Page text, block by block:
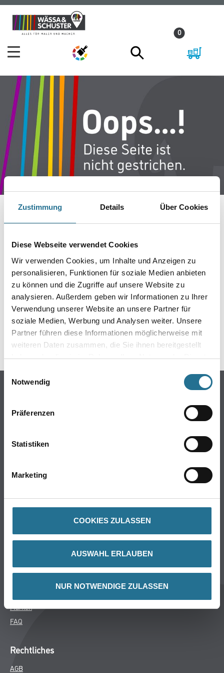
Zustimmung Details Über Cookies
Diese Webseite verwendet Cookies
Wir verwenden Cookies, um Inhalte und Anzeigen zu
personalisieren, Funktionen für soziale Medien anbieten
zu können und die Zugriffe auf unsere Website zu
analysieren. Außerdem geben wir Informationen zu Ihrer
Verwendung unserer Website an unsere Partner für
soziale Medien, Werbung und Analysen weiter. Unsere
Partner führen diese Informationen möglicherweise mit
weiteren Daten zusammen, die Sie ihnen bereitgestellt
haben oder die sie im Rahmen Ihrer Nutzung der Dienste
Einwilligungsauswahl
Notwendig
Präferenzen
Statistiken
Marketing
COOKIES ZULASSEN
AUSWAHL ERLAUBEN
NUR NOTWENDIGE ZULASSEN
Zum
Inhalt
Zum
Navigationsmenü
0
IST AUFGETRETEN
Keine Sorge, wir pinseln schon an der Lösung und
werden das Problem so schnell wie möglich beheben.
Erkunden Sie in der Zwischenzeit unseren Online-Shop
und lassen Sie sich inspirieren.
ZURÜCK ZUM ONLINE-SHOP
Online-Shop
Putze- und Spachtelmassen
Wand- & Deckenbeläge
CMS Gruppe
Aktuelles
Marken
FAQ
Rechtliches
AGB